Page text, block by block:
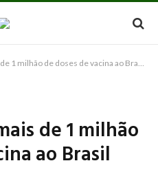
1 milhão de doses de vacina ao Brasil
de 1 milhão
ao Brasil